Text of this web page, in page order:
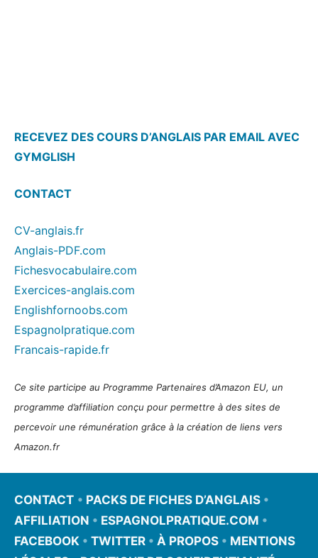
RECEVEZ DES COURS D’ANGLAIS PAR EMAIL AVEC
GYMGLISH
CONTACT
CV-anglais.fr
Anglais-PDF.com
Fichesvocabulaire.com
Exercices-anglais.com
Englishfornoobs.com
Espagnolpratique.com
Francais-rapide.fr
Ce site participe au Programme Partenaires d’Amazon EU, un
programme d’affiliation conçu pour permettre à des sites de
percevoir une rémunération grâce à la création de liens vers
Amazon.fr
CONTACT • PACKS DE FICHES D’ANGLAIS •
AFFILIATION • ESPAGNOLPRATIQUE.COM •
FACEBOOK • TWITTER • À PROPOS • MENTIONS